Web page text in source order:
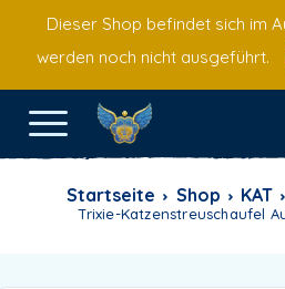
Dieser Shop befindet sich im
werden noch nicht ausgeführt.
Startseite Shop KAT
Trixie-Katzenstreuschaufel